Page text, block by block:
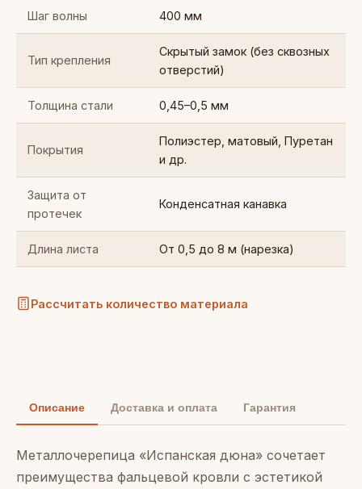
Шаг волны 400 мм
Тип крепления
Скрытый замок (без сквозных
отверстий)
Толщина стали 0,45–0,5 мм
Покрытия
Полиэстер, матовый, Пуретан
и др.
Защита от
протечек
Конденсатная канавка
Длина листа От 0,5 до 8 м (нарезка)
Рассчитать количество материала
Описание Доставка и оплата Гарантия
Металлочерепица «Испанская дюна» сочетает
преимущества фальцевой кровли с эстетикой